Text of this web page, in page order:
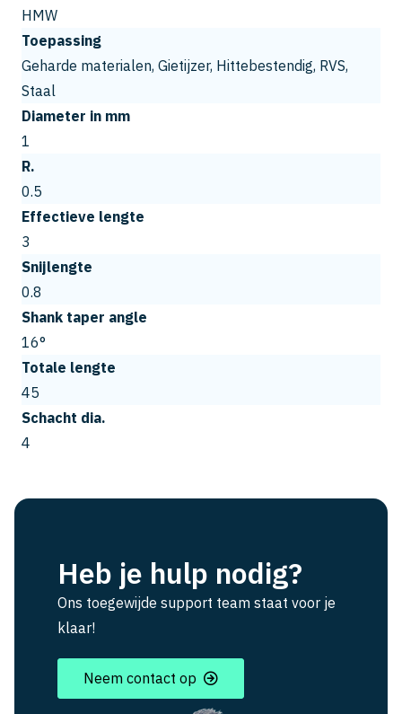
HMW
Toepassing
Geharde materialen, Gietijzer, Hittebestendig, RVS,
Staal
Diameter in mm
1
R.
0.5
Effectieve lengte
3
Snijlengte
0.8
Shank taper angle
16°
Totale lengte
45
Schacht dia.
4
Heb je hulp nodig?
Ons toegewijde support team staat voor je
klaar!
Neem contact op